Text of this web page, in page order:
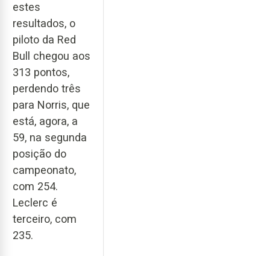
estes
resultados, o
piloto da Red
Bull chegou aos
313 pontos,
perdendo três
para Norris, que
está, agora, a
59, na segunda
posição do
campeonato,
com 254.
Leclerc é
terceiro, com
235.